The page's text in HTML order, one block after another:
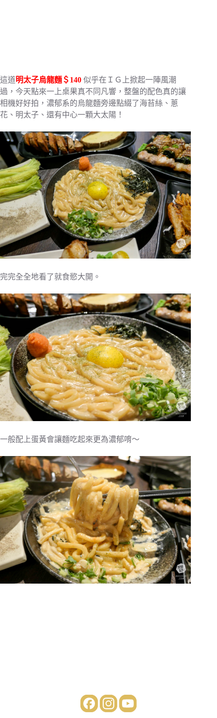
這道明太子烏龍麵＄140 似乎在ＩＧ上掀起一陣風潮
過，今天點來一上桌果真不同凡響，整盤的配色真的讓
相機好好拍，濃郁系的烏龍麵旁邊點綴了海苔絲、蔥
花、明太子、還有中心一顆大太陽！
完完全全地看了就食慾大開。
一般配上蛋黃會讓麵吃起來更為濃郁唷～